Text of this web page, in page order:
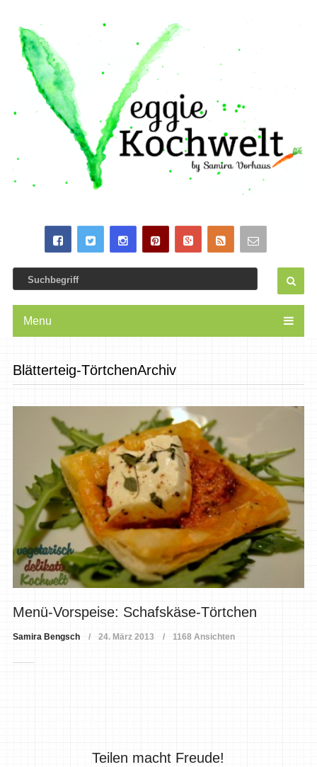
Menu
Blätterteig-TörtchenArchiv
Menü-Vorspeise: Schafskäse-Törtchen
Samira Bengsch 24. März 2013 1168 Ansichten
Teilen macht Freude!